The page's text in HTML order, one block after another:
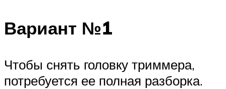
Вариант №1
Чтобы снять головку триммера,
потребуется ее полная разборка.